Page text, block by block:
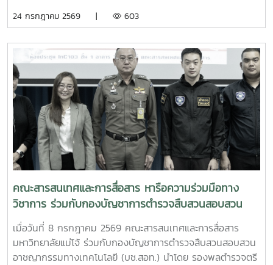
https://www.facebook.com/icmaejoWebsite :
Enfield T-Shirt Design Contest 2026 ภายใต้แนวคิด "Ride
ที่สนใจทั่วไป โดยการประกวดครั้งนี้มี วัดถุประสงค์เพื่อส่งเสริม
ศักยภาพและความคิดสร้างสรรค์ด้านศิลปะและการออกแบบ
กราฟิกของเยาวชนไทย เปิดโอกาสให้นักศึกษานำเสนอผลงานสู่
ภาคธุรกิจจริง แบรนด์ในอนาคต พร้อมทั้ง สำหรับผลงานที่ชนะ
เลิศจะได้รับการพัฒนาเป็นผลิตภัณฑ์ของ บริษัท โรยัล เอ็นฟิลด์
(ไทยแลนด์) จํากัด ร่วมกับ บริษัท สหพานิช เชียงใหม่ จํากัด โดย
มีรายละเอียดสังเขปดังนี้:กลุ่มเป้าหมาย: นักศึกษาระดับอุดมศึกษา
หรืออาชีวศึกษา ในเขตจังหวัดเชียงใหม่ อายุ 18 ปีบริบูรณ์ขึ้นไป
ประเภทการประกวด: แบ่งเป็น 2 ประเภท ได้แก่ศิลปะดิจิทัล
(Digital Art)ภาพประกอบ / งานวาดมือ (Illustration /
Hand-Drawn Art)*รางวัลชนะเลิศ : มอบทุนการศึกษา 10,000
บาท พร้อมเกียรติบัตรและของที่ระลึก**รางวัลรองชนะเลิศ : มอบ
ทุนการศึกษา 5,000 บาท พร้อมเกียรติบัตรระยะเวลาส่งผลงาน:
20 ก.ค. – 20 ส.ค. 2569ออกแบบและส่งผลงานของคุณโพสต์
ผลงานลง Instagram (ตั้งค่าสาธารณะ) พร้อมติดแฮชแท็ก:
24 กรกฎาคม 2569 | 603
คณะสารสนเทศและการสื่อสาร หารือความร่วมมือทาง
วิชาการ ร่วมกับกองบัญชาการตำรวจสืบสวนสอบสวน
อาชญากรรมทางเทคโนโลยี (บช.สอท.)
เมื่อวันที่ 8 กรกฎาคม 2569 คณะสารสนเทศและการสื่อสาร
มหาวิทยาลัยแม่โจ้ ร่วมกับกองบัญชาการตำรวจสืบสวนสอบสวน
อาชญากรรมทางเทคโนโลยี (บช.สอท.) นำโดย รองพลตำรวจตรี